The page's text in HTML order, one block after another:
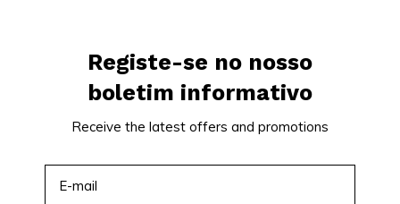
Registe-se no nosso
boletim informativo
Receive the latest offers and promotions